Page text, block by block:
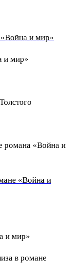
и мир»
и мир»
романа «Война и
«Война и
и мир»
в романе